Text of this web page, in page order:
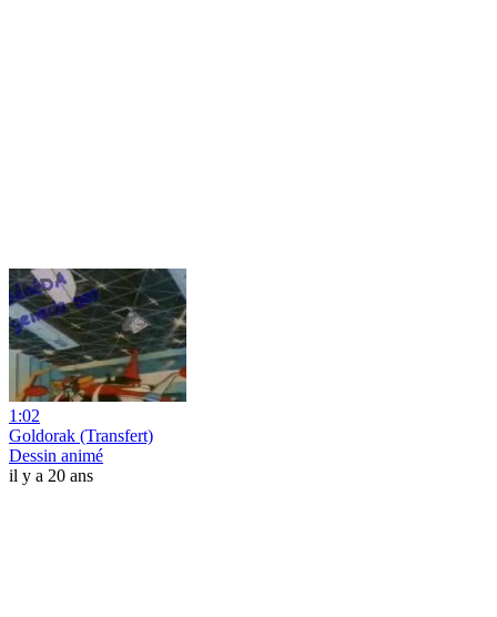
1:02
Goldorak (Transfert)
Dessin animé
il y a 20 ans